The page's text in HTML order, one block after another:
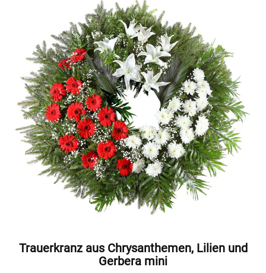
Trauerkranz aus Chrysanthemen, Lilien und
Gerbera mini